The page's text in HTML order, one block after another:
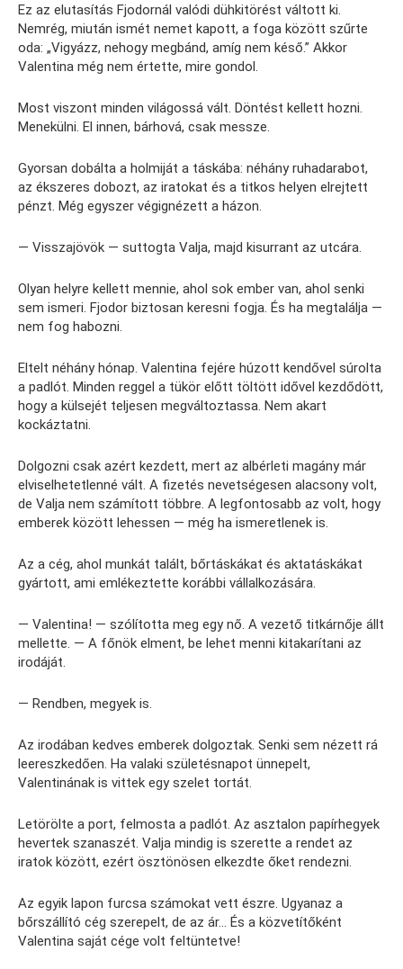
Ez az elutasítás Fjodornál valódi dühkitörést váltott ki.
Nemrég, miután ismét nemet kapott, a foga között szűrte
oda: „Vigyázz, nehogy megbánd, amíg nem késő.” Akkor
Valentina még nem értette, mire gondol.
Most viszont minden világossá vált. Döntést kellett hozni.
Menekülni. El innen, bárhová, csak messze.
Gyorsan dobálta a holmiját a táskába: néhány ruhadarabot,
az ékszeres dobozt, az iratokat és a titkos helyen elrejtett
pénzt. Még egyszer végignézett a házon.
— Visszajövök — suttogta Valja, majd kisurrant az utcára.
Olyan helyre kellett mennie, ahol sok ember van, ahol senki
sem ismeri. Fjodor biztosan keresni fogja. És ha megtalálja —
nem fog habozni.
Eltelt néhány hónap. Valentina fejére húzott kendővel súrolta
a padlót. Minden reggel a tükör előtt töltött idővel kezdődött,
hogy a külsejét teljesen megváltoztassa. Nem akart
kockáztatni.
Dolgozni csak azért kezdett, mert az albérleti magány már
elviselhetetlenné vált. A fizetés nevetségesen alacsony volt,
de Valja nem számított többre. A legfontosabb az volt, hogy
emberek között lehessen — még ha ismeretlenek is.
Az a cég, ahol munkát talált, bőrtáskákat és aktatáskákat
gyártott, ami emlékeztette korábbi vállalkozására.
— Valentina! — szólította meg egy nő. A vezető titkárnője állt
mellette. — A főnök elment, be lehet menni kitakarítani az
irodáját.
— Rendben, megyek is.
Az irodában kedves emberek dolgoztak. Senki sem nézett rá
leereszkedően. Ha valaki születésnapot ünnepelt,
Valentinának is vittek egy szelet tortát.
Letörölte a port, felmosta a padlót. Az asztalon papírhegyek
hevertek szanaszét. Valja mindig is szerette a rendet az
iratok között, ezért ösztönösen elkezdte őket rendezni.
Az egyik lapon furcsa számokat vett észre. Ugyanaz a
bőrszállító cég szerepelt, de az ár… És a közvetítőként
Valentina saját cége volt feltüntetve!